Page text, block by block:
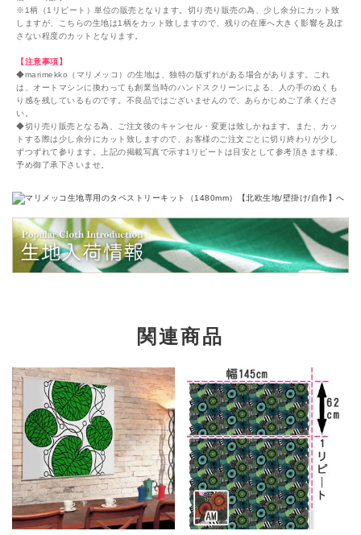
※1柄（1リピート）単位の販売となります。切り売り販売の為、少し余分にカット致
しますが、こちらの生地は1柄をカット致しますので、残りの在庫へ大きく影響を及ぼ
さない程度のカットとなります。
【注意事項】
◆marimekko（マリメッコ）の生地は、独特の版ずれがある場合があります。これ
は、オートマシンに換わっても創業当時のハンドスクリーンによる、人の手のぬくも
り感を残しているものです。不良品ではございませんので、あらかじめご了承くださ
い。
◆切り売り販売となる為、ご注文後のキャンセル・変更は致しかねます。また、カッ
トする際は少し余分にカット致しますので、お客様のご注文ごとに切り終わりが少し
ずつずれて参ります。上記の掲載写真で示す1リピートは目安として参考頂きます様、
予め御了承下さいませ。
関連商品